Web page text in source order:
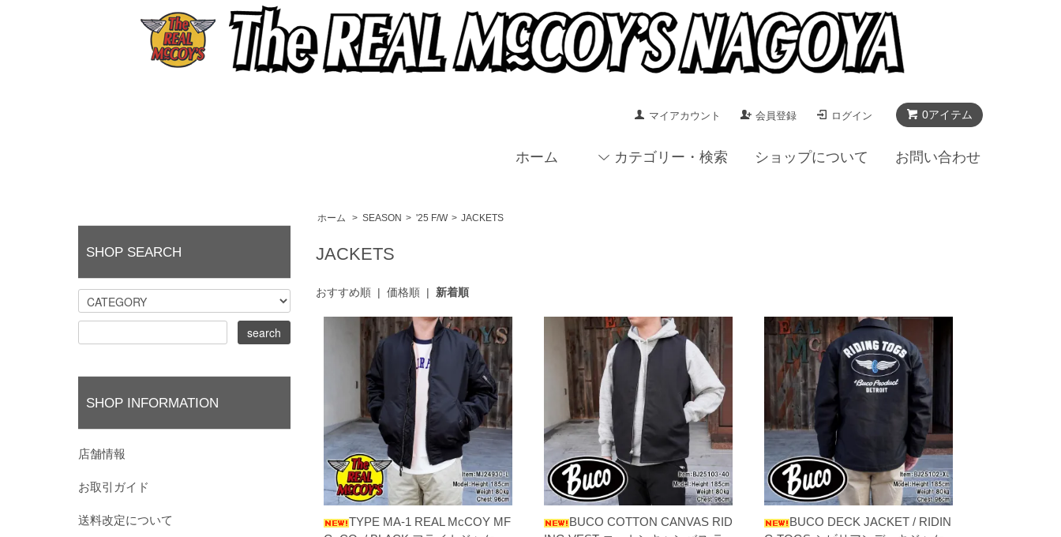
0アイテム
マイアカウント 会員登録 ログイン
ホーム カテゴリー・検索 ショップについて お問い合わせ
ホーム > SEASON > '25 F/W > JACKETS
JACKETS
おすすめ順| 価格順| 新着順
TYPE MA-1 REAL McCOY MF
BUCO COTTON CANVAS RID
BUCO DECK JACKET / RIDIN
SHOP SEARCH
SHOP INFORMATION
店舗情報
お取引ガイド
送料改定について